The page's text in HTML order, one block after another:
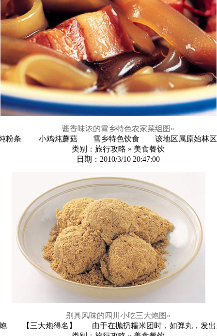
酱香味浓的雪乡特色农家菜组图 »
粉条 小鸡炖蘑菇 雪乡特色饮食 该地区属原始林区
类别：旅行攻略 » 美食餐饮
日期：2010/3/10 20:47:00
别具风味的四川小吃三大炮图 »
【三大炮得名】 由于在抛扔糯米团时，如弹丸，发出